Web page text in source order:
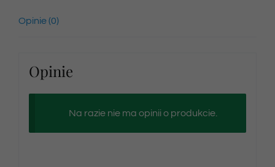
Opinie (0)
Opinie
Na razie nie ma opinii o produkcie.